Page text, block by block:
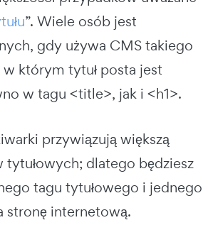
”. Wiele osób jest
gdy używa CMS takiego
którym tytuł posta jest
w tagu <title>, jak i <h1>.
przywiązują większą
dlatego będziesz
tagu tytułowego i jednego
stronę internetową.